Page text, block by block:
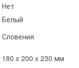
Нет
Белый
Словения
180 x 200 x 230 мм